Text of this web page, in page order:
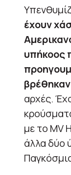
έχουν
υπήκοος
αρχές.
με το MV
άλλα δύο